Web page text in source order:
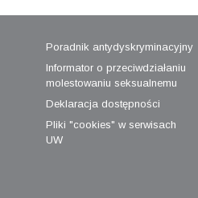
Poradnik antydyskryminacyjny
Informator o przeciwdziałaniu
molestowaniu seksualnemu
Deklaracja dostępności
Pliki "cookies" w serwisach
UW